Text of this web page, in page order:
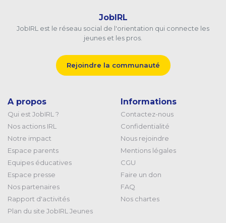
JobIRL
JobIRL est le réseau social de l'orientation qui connecte les
jeunes et les pros.
Rejoindre la communauté
A propos
Qui est JobIRL ?
Nos actions IRL
Notre impact
Espace parents
Equipes éducatives
Espace presse
Nos partenaires
Rapport d'activités
Plan du site JobIRL Jeunes
Informations
Contactez-nous
Confidentialité
Nous rejoindre
Mentions légales
CGU
Faire un don
FAQ
Nos chartes